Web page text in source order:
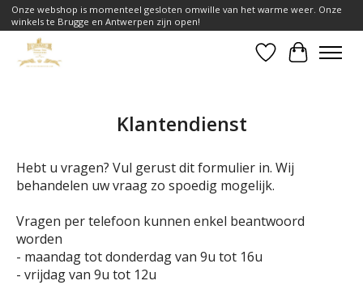
Onze webshop is momenteel gesloten omwille van het warme weer. Onze
winkels te Brugge en Antwerpen zijn open!
Verlanglijst
Klantendienst
Hebt u vragen? Vul gerust dit formulier in. Wij
behandelen uw vraag zo spoedig mogelijk.
Vragen per telefoon kunnen enkel beantwoord
worden
- maandag tot donderdag van 9u tot 16u
- vrijdag van 9u tot 12u